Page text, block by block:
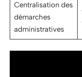
Centralisation des
démarches
administratives